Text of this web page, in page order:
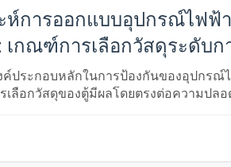
ห์การออกแบบอุปกรณ์ไฟฟ้
เกณฑ์การเลือกวัสดุระดับก
สถานการณ์การใช้งาน
ค์ประกอบหลักในการป้องกันของอุปกรณ์
เลือกวัสดุของตู้มีผลโดยตรงต่อความปล
$...